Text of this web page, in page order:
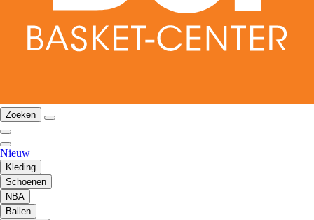
Zoeken
Nieuw
Kleding
Schoenen
NBA
Ballen